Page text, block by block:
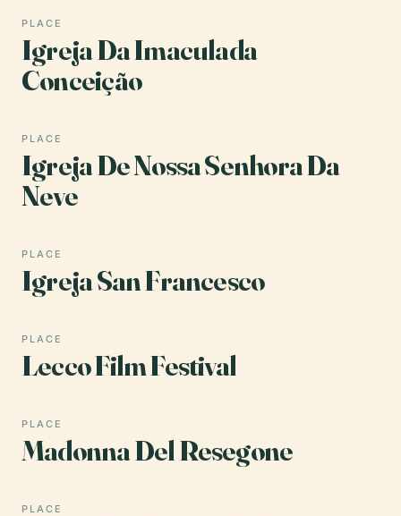
PLACE
Igreja Da Imaculada
Conceição
PLACE
Igreja De Nossa Senhora Da
Neve
PLACE
Igreja San Francesco
PLACE
Lecco Film Festival
PLACE
Madonna Del Resegone
PLACE